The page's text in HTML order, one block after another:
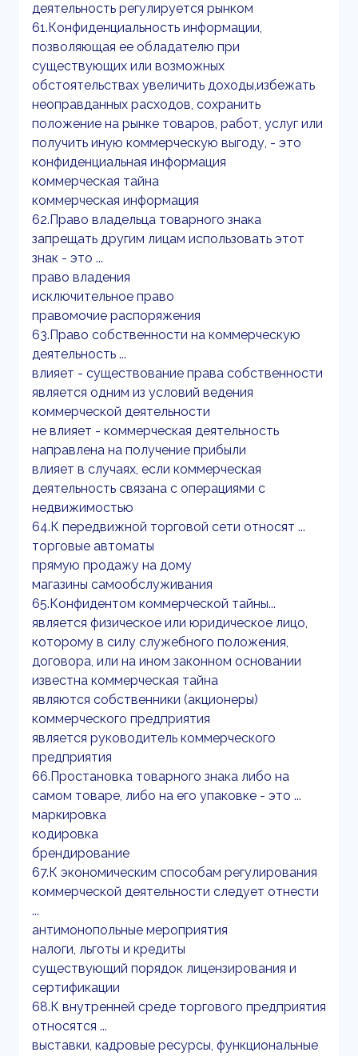
деятельность регулируется рынком
61.Конфиденциальность информации,
позволяющая ее обладателю при
существующих или возможных
обстоятельствах увеличить доходы,избежать
неоправданных расходов, сохранить
положение на рынке товаров, работ, услуг или
получить иную коммерческую выгоду, - это
конфиденциальная информация
коммерческая тайна
коммерческая информация
62.Право владельца товарного знака
запрещать другим лицам использовать этот
знак - это ...
право владения
исключительное право
правомочие распоряжения
63.Право собственности на коммерческую
деятельность ...
влияет - существование права собственности
является одним из условий ведения
коммерческой деятельности
не влияет - коммерческая деятельность
направлена на получение прибыли
влияет в случаях, если коммерческая
деятельность связана с операциями с
недвижимостью
64.К передвижной торговой сети относят ...
торговые автоматы
прямую продажу на дому
магазины самообслуживания
65.Конфидентом коммерческой тайны...
является физическое или юридическое лицо,
которому в силу служебного положения,
договора, или на ином законном основании
известна коммерческая тайна
являются собственники (акционеры)
коммерческого предприятия
является руководитель коммерческого
предприятия
66.Простановка товарного знака либо на
самом товаре, либо на его упаковке - это ...
маркировка
кодировка
брендирование
67.К экономическим способам регулирования
коммерческой деятельности следует отнести
...
антимонопольные мероприятия
налоги, льготы и кредиты
существующий порядок лицензирования и
сертификации
68.К внутренней среде торгового предприятия
относятся ...
выставки, кадровые ресурсы, функциональные